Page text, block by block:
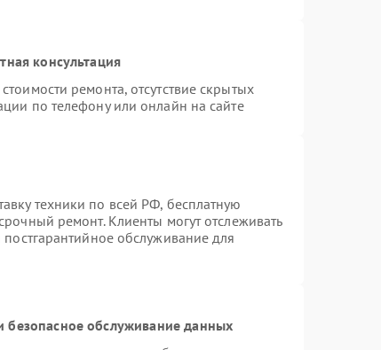
консультация
ремонта, отсутствие скрытых
по телефону или онлайн на сайте
техники по всей РФ, бесплатную
ремонт. Клиенты могут отслеживать
постгарантийное обслуживание для
обслуживание данных